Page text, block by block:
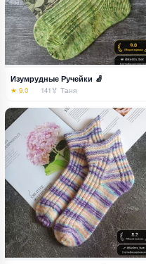
Изумрудные Ручейки 🧦
★ 9.0 141 🏅 Таня